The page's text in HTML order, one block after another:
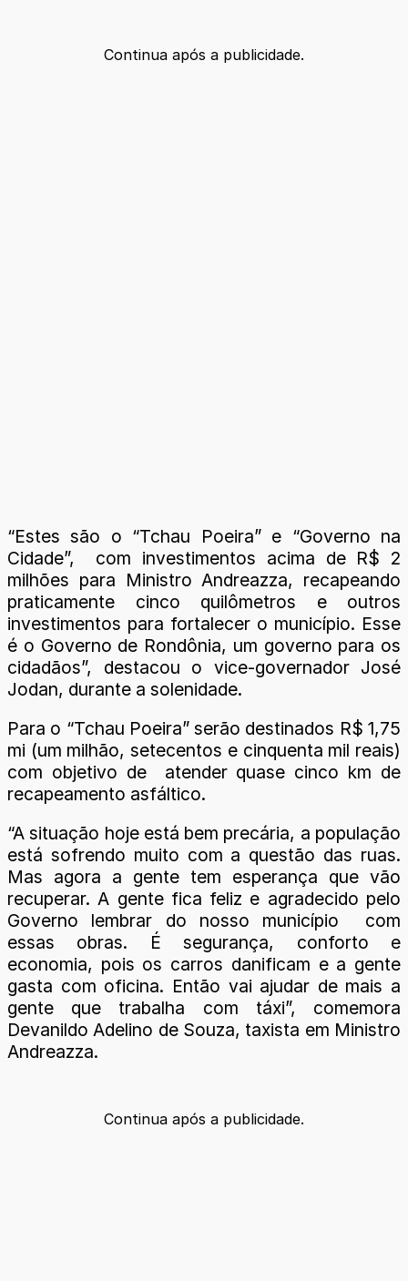
Continua após a publicidade.
“Estes são o “Tchau Poeira” e “Governo na
Cidade”, com investimentos acima de R$ 2
milhões para Ministro Andreazza, recapeando
praticamente cinco quilômetros e outros
investimentos para fortalecer o município. Esse
é o Governo de Rondônia, um governo para os
cidadãos”, destacou o vice-governador José
Jodan, durante a solenidade.
Para o “Tchau Poeira” serão destinados R$ 1,75
mi (um milhão, setecentos e cinquenta mil reais)
com objetivo de atender quase cinco km de
recapeamento asfáltico.
“A situação hoje está bem precária, a população
está sofrendo muito com a questão das ruas.
Mas agora a gente tem esperança que vão
recuperar. A gente fica feliz e agradecido pelo
Governo lembrar do nosso município com
essas obras. É segurança, conforto e
economia, pois os carros danificam e a gente
gasta com oficina. Então vai ajudar de mais a
gente que trabalha com táxi”, comemora
Devanildo Adelino de Souza, taxista em Ministro
Andreazza.
Continua após a publicidade.